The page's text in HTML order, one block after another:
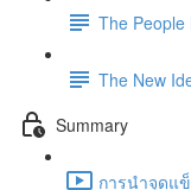
The People
The New
Summary
การนำจุดแ